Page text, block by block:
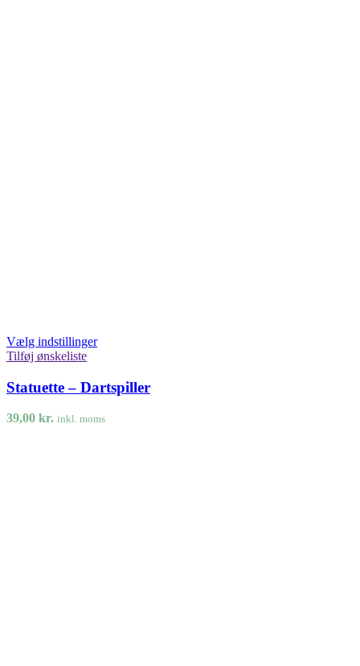
Vælg indstillinger
Tilføj ønskeliste
Statuette – Dartspiller
39,00 kr. inkl. moms